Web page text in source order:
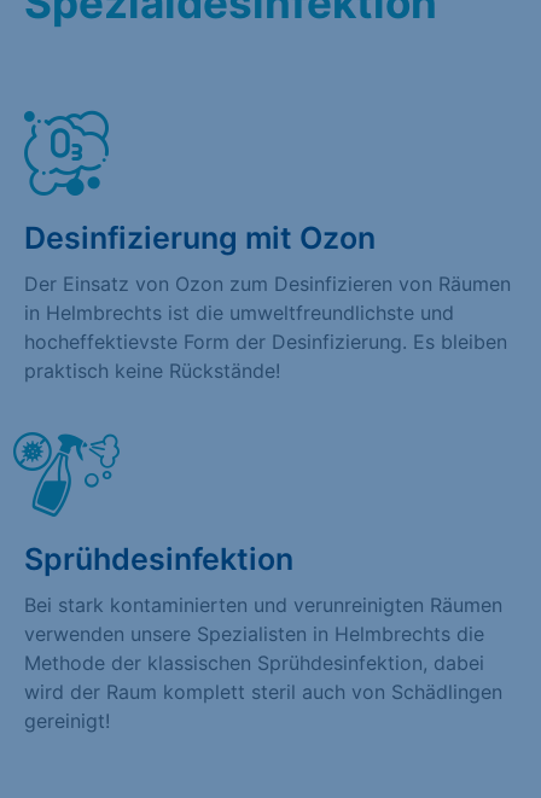
Desinfizierung mit Ozon
Der Einsatz von Ozon zum Desinfizieren von Räumen
in Helmbrechts ist die umweltfreundlichste und
hocheffektievste Form der Desinfizierung. Es bleiben
praktisch keine Rückstände!
Sprühdesinfektion
Bei stark kontaminierten und verunreinigten Räumen
verwenden unsere Spezialisten in Helmbrechts die
Methode der klassischen Sprühdesinfektion, dabei
wird der Raum komplett steril auch von Schädlingen
gereinigt!